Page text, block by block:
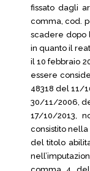
fissato dagli
comma, cod.
scadere dopo
in quanto il
il 10 febbraio
essere
48318 del 11/
30/11/2006,
17/10/2013,
consistito
del titolo